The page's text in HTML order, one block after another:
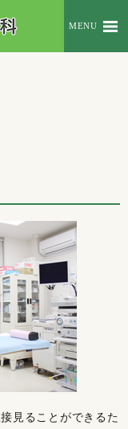
MENU
見ることができるた